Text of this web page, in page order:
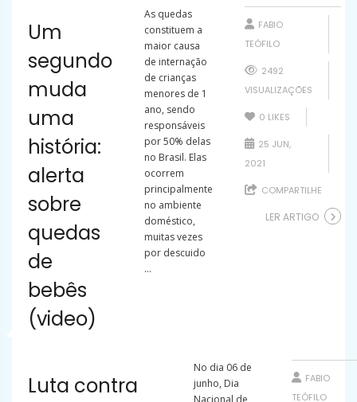
Um
segundo
muda
uma
história:
alerta
sobre
quedas
de
bebês
(video)
As quedas
constituem a
maior causa
de internação
de crianças
menores de 1
ano, sendo
responsáveis
por 50% delas
no Brasil. Elas
ocorrem
principalmente
no ambiente
doméstico,
muitas vezes
por descuido
...
FABIO
TEÓFILO
2492
VISUALIZAÇÕES
0 LIKES
25 JUN,
2021
COMPARTILHE
LER ARTIGO
Luta contra
No dia 06 de
junho, Dia
FABIO
TEÓFILO